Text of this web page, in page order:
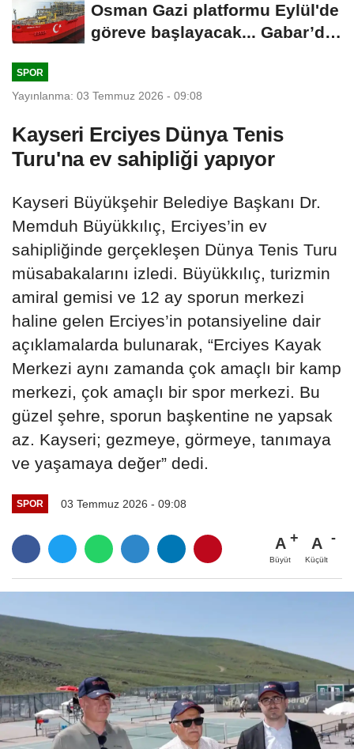
Osman Gazi platformu Eylül'de
göreve başlayacak... Gabar’da
SPOR
Yayınlanma: 03 Temmuz 2026 - 09:08
Kayseri Erciyes Dünya Tenis
Turu'na ev sahipliği yapıyor
Kayseri Büyükşehir Belediye Başkanı Dr.
Memduh Büyükkılıç, Erciyes’in ev
sahipliğinde gerçekleşen Dünya Tenis Turu
müsabakalarını izledi. Büyükkılıç, turizmin
amiral gemisi ve 12 ay sporun merkezi
haline gelen Erciyes’in potansiyeline dair
açıklamalarda bulunarak, “Erciyes Kayak
Merkezi aynı zamanda çok amaçlı bir kamp
merkezi, çok amaçlı bir spor merkezi. Bu
güzel şehre, sporun başkentine ne yapsak
az. Kayseri; gezmeye, görmeye, tanımaya
ve yaşamaya değer” dedi.
SPOR 03 Temmuz 2026 - 09:08
A
Büyüt
A
Küçült